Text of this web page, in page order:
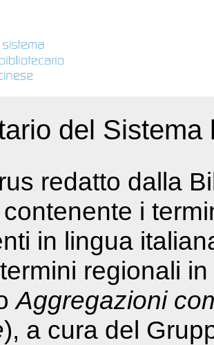
del
redatto dalla
i
in lingua
regionali
Aggregazioni
), a cura del